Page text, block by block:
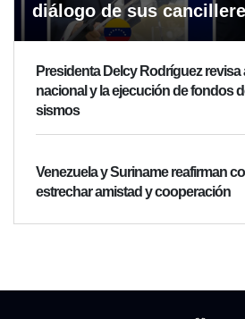
diálogo de sus
Presidenta Delcy Rodríguez
nacional y la ejecución de fondos
sismos
Venezuela y Suriname reafirman
estrechar amistad y cooperación